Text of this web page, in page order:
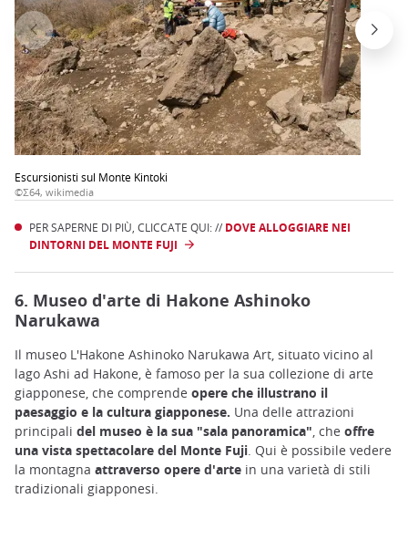
Escursionisti sul Monte Kintoki
©Σ64, wikimedia
PER SAPERNE DI PIÙ, CLICCATE QUI: // DOVE ALLOGGIARE NEI
DINTORNI DEL MONTE FUJI
6. Museo d'arte di Hakone Ashinoko
Narukawa
Il museo L'Hakone Ashinoko Narukawa Art, situato vicino al
lago Ashi ad Hakone, è famoso per la sua collezione di arte
giapponese, che comprende opere che illustrano il
paesaggio e la cultura giapponese. Una delle attrazioni
principali del museo è la sua "sala panoramica", che offre
una vista spettacolare del Monte Fuji. Qui è possibile vedere
la montagna attraverso opere d'arte in una varietà di stili
tradizionali giapponesi.